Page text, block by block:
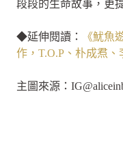
段段的生命故事，更
◆延伸閱讀：
《魷魚
作，T.O.P、朴成焄
主圖來源：